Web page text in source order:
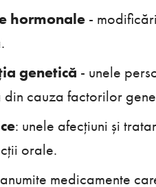
hormonale -
genetică - unele
cauza factorilor
: unele afecțiuni și
orale.
medicamente